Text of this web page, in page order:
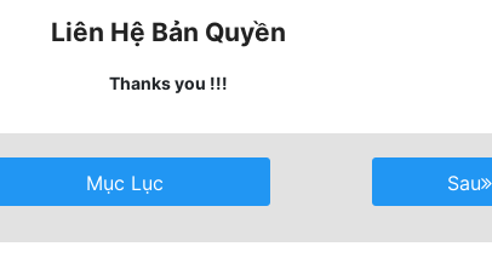
Liên Hệ Bản Quyền
Thanks you !!!
Mục Lục Sau